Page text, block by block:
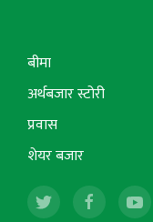
बीमा
अर्थबजार स्टोरी
प्रवास
शेयर बजार